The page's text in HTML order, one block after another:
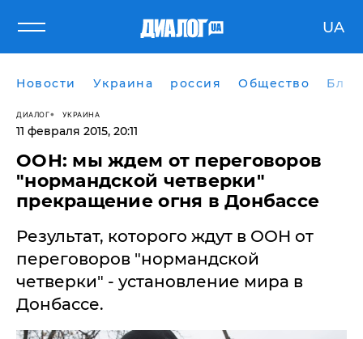
UA
Новости Украина россия Общество
ДИАЛОГ УКРАИНА
11 февраля 2015, 20:11
ООН: мы ждем от переговоров
"нормандской четверки"
прекращение огня в Донбассе
Результат, которого ждут в ООН от
переговоров "нормандской
четверки" - установление мира в
Донбассе.